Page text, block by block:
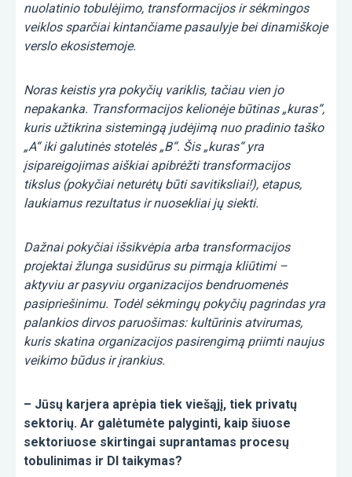
nuolatinio tobulėjimo, transformacijos ir sėkmingos
veiklos sparčiai kintančiame pasaulyje bei dinamiškoje
verslo ekosistemoje.
Noras keistis yra pokyčių variklis, tačiau vien jo
nepakanka. Transformacijos kelionėje būtinas „kuras“,
kuris užtikrina sistemingą judėjimą nuo pradinio taško
„A“ iki galutinės stotelės „B“. Šis „kuras“ yra
įsipareigojimas aiškiai apibrėžti transformacijos
tikslus (pokyčiai neturėtų būti savitiksliai!), etapus,
laukiamus rezultatus ir nuosekliai jų siekti.
Dažnai pokyčiai išsikvėpia arba transformacijos
projektai žlunga susidūrus su pirmąja kliūtimi –
aktyviu ar pasyviu organizacijos bendruomenės
pasipriešinimu. Todėl sėkmingų pokyčių pagrindas yra
palankios dirvos paruošimas: kultūrinis atvirumas,
kuris skatina organizacijos pasirengimą priimti naujus
veikimo būdus ir įrankius.
– Jūsų karjera aprėpia tiek viešąjį, tiek privatų
sektorių. Ar galėtumėte palyginti, kaip šiuose
sektoriuose skirtingai suprantamas procesų
tobulinimas ir DI taikymas?